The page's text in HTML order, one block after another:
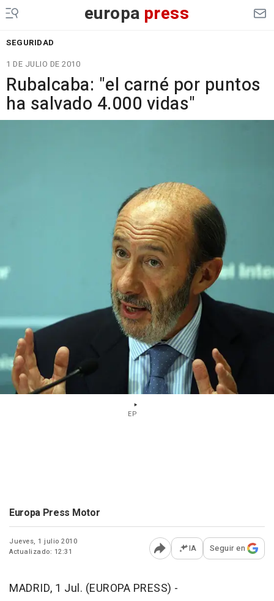
europa press
SEGURIDAD
1 DE JULIO DE 2010
Rubalcaba: "el carné por puntos
ha salvado 4.000 vidas"
EP
Europa Press Motor
Jueves, 1 julio 2010
Actualizado: 12:31
Abrir opciones para
IA Seguir en
MADRID, 1 Jul. (EUROPA PRESS) -